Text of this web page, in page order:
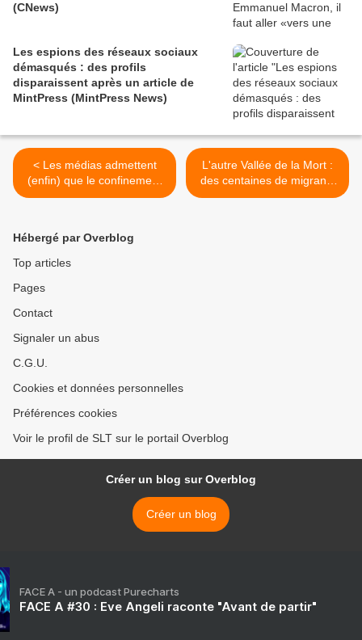
(CNews)
Les espions des réseaux sociaux
démasqués : des profils
disparaissent après un article de
MintPress (MintPress News)
< Les médias admettent
(enfin) que le confinement
est pire que la "Covid"...
L'autre Vallée de la Mort :
des centaines de migrants
meurent aux Etats-Unis
Hébergé par Overblog
Top articles
Pages
Contact
Signaler un abus
C.G.U.
Cookies et données personnelles
Préférences cookies
Voir le profil de SLT sur le portail Overblog
Créer un blog sur Overblog
Créer un blog
FACE A - un podcast Purecharts
FACE A #30 : Eve Angeli raconte "Avant de partir"